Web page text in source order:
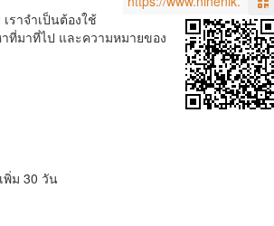
ราจำเป็นต้องใช้
มาที่ไป และความหมายของ
พิ่ม 30 วัน